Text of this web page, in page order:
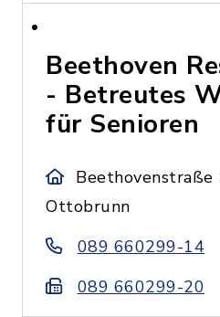
Beethoven
- Betreutes
für Senioren
Beethovenstraße
Ottobrunn
089 660299-14
089 660299-20